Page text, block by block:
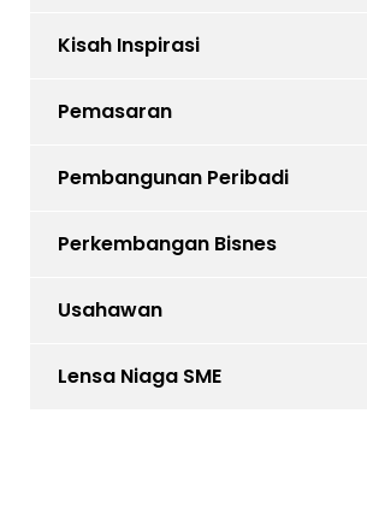
Kisah Inspirasi
Pemasaran
Pembangunan Peribadi
Perkembangan Bisnes
Usahawan
Lensa Niaga SME